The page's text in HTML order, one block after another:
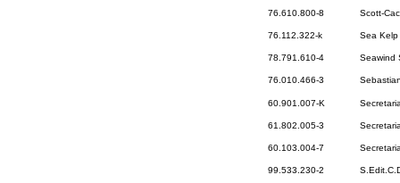
76.610.800-8 Scott-
76.112.322-k Sea
78.791.610-4 Seawind
76.010.466-3
60.901.007-K
61.802.005-3
60.103.004-7
99.533.230-2